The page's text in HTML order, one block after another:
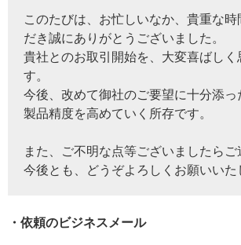
このたびは、お忙しいなか、貴重な時
だき誠にありがとうございました。
貴社とのお取引開始を、大変喜ばしく
す。
今後、改めて御社のご要望に十分添っ
製品精度を高めていく所存です。
また、ご不明な点等ございましたらご
今後とも、どうぞよろしくお願いいた
・依頼のビジネスメール